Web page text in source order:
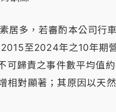
居多，若審酌本公司行
至2024年之10年期
歸責之事件數平均值
相對顯著；其原因以天